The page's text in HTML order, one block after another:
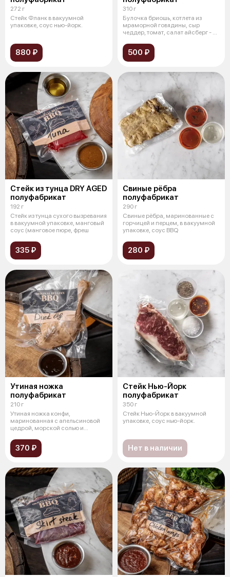
272 г
Стейк Фланк в вакуумной
упаковке, соус нью-йорк.
880 ₽
310 г
Булочка бриошь, котлета из
мраморной говядины, сыр
чеддер, томат, салат айсберг - в
500 ₽
Стейк из тунца DRY AGED
полуфабрикат
192 г
Стейк из тунца сухого вызревания
в вакуумной упаковке, манговый
соус (манговое пюре, фреш
335 ₽
Свиные рёбра
полуфабрикат
290 г
Свиные рёбра, маринованные с
горчицей и перцем, в вакуумной
упаковке, соус BBQ
280 ₽
Утиная ножка
полуфабрикат
210 г
Утиная ножка конфи,
маринованная с апельсиновой
цедрой, морской солью и
370 ₽
Стейк Нью-Йорк
полуфабрикат
350 г
Стейк Нью-Йорк в вакуумной
упаковке, соус нью-йорк.
Нет в наличии